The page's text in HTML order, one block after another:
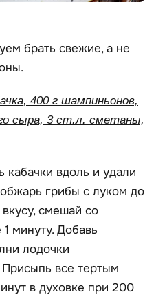
брать свежие, а не
400 г шампиньонов,
сыра, 3 ст.л. сметаны,
кабачки вдоль и удали
грибы с луком до
смешай со
минуту. Добавь
лодочки
все тертым
в духовке при 200